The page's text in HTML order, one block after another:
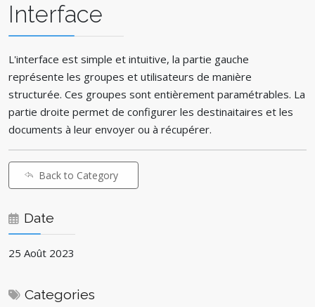
Interface
L'interface est simple et intuitive, la partie gauche
représente les groupes et utilisateurs de manière
structurée. Ces groupes sont entièrement paramétrables. La
partie droite permet de configurer les destinaitaires et les
documents à leur envoyer ou à récupérer.
Back to Category
Date
25 Août 2023
Categories